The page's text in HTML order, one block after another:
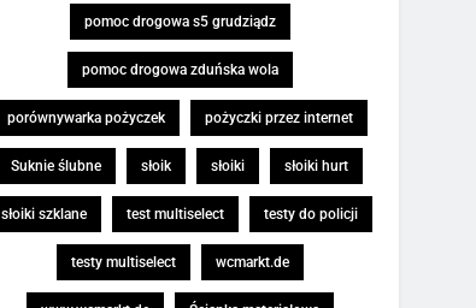
pomoc drogowa s5 grudziądz
pomoc drogowa zduńska wola
porównywarka pożyczek pożyczki przez internet
Suknie ślubne słoik słoiki słoiki hurt
słoiki szklane test multiselect testy do policji
testy multiselect wcmarkt.de